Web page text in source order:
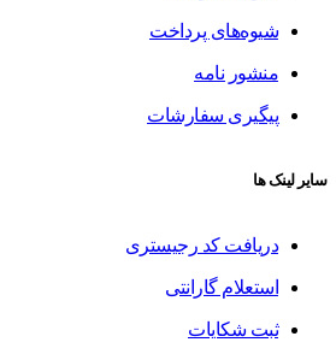
شیوه‌های پرداخت
منشور نامه
پیگیری سفارشات
سایر لینک ها
دریافت کد رجیستری
استعلام گارانتی
ثبت شکایات